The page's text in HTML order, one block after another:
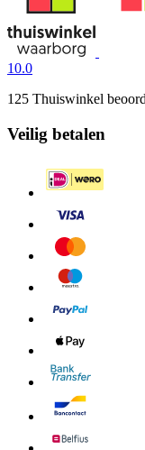
10.0
125 Thuiswinkel
Veilig betalen